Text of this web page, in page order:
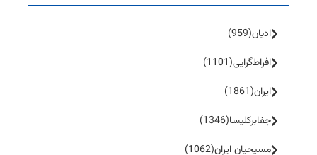
ادیان(959)
افراط‌گرایی(1101)
ایران(1861)
جفا‌بر‌کلیسا(1346)
مسیحیان ایران(1062)